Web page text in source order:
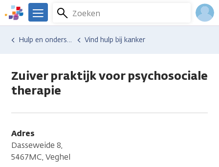
Overslaan
en
naar
We
er
Kanker.nl
Zoeken
Menu
Hulp en ondersteuning Vind hulp bij kanker
Zuiver praktijk voor psychosociale
therapie
Adres
Dasseweide 8,
5467MC, Veghel